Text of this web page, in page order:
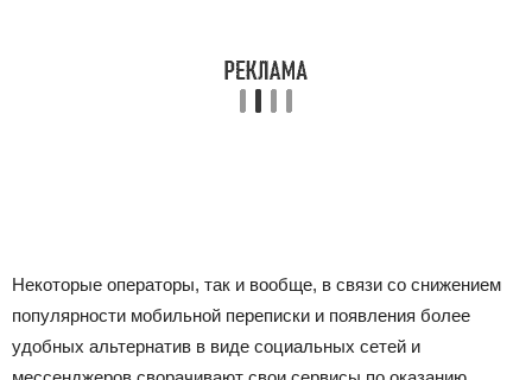
Некоторые операторы, так и вообще, в связи со снижением
популярности мобильной переписки и появления более
удобных альтернатив в виде социальных сетей и